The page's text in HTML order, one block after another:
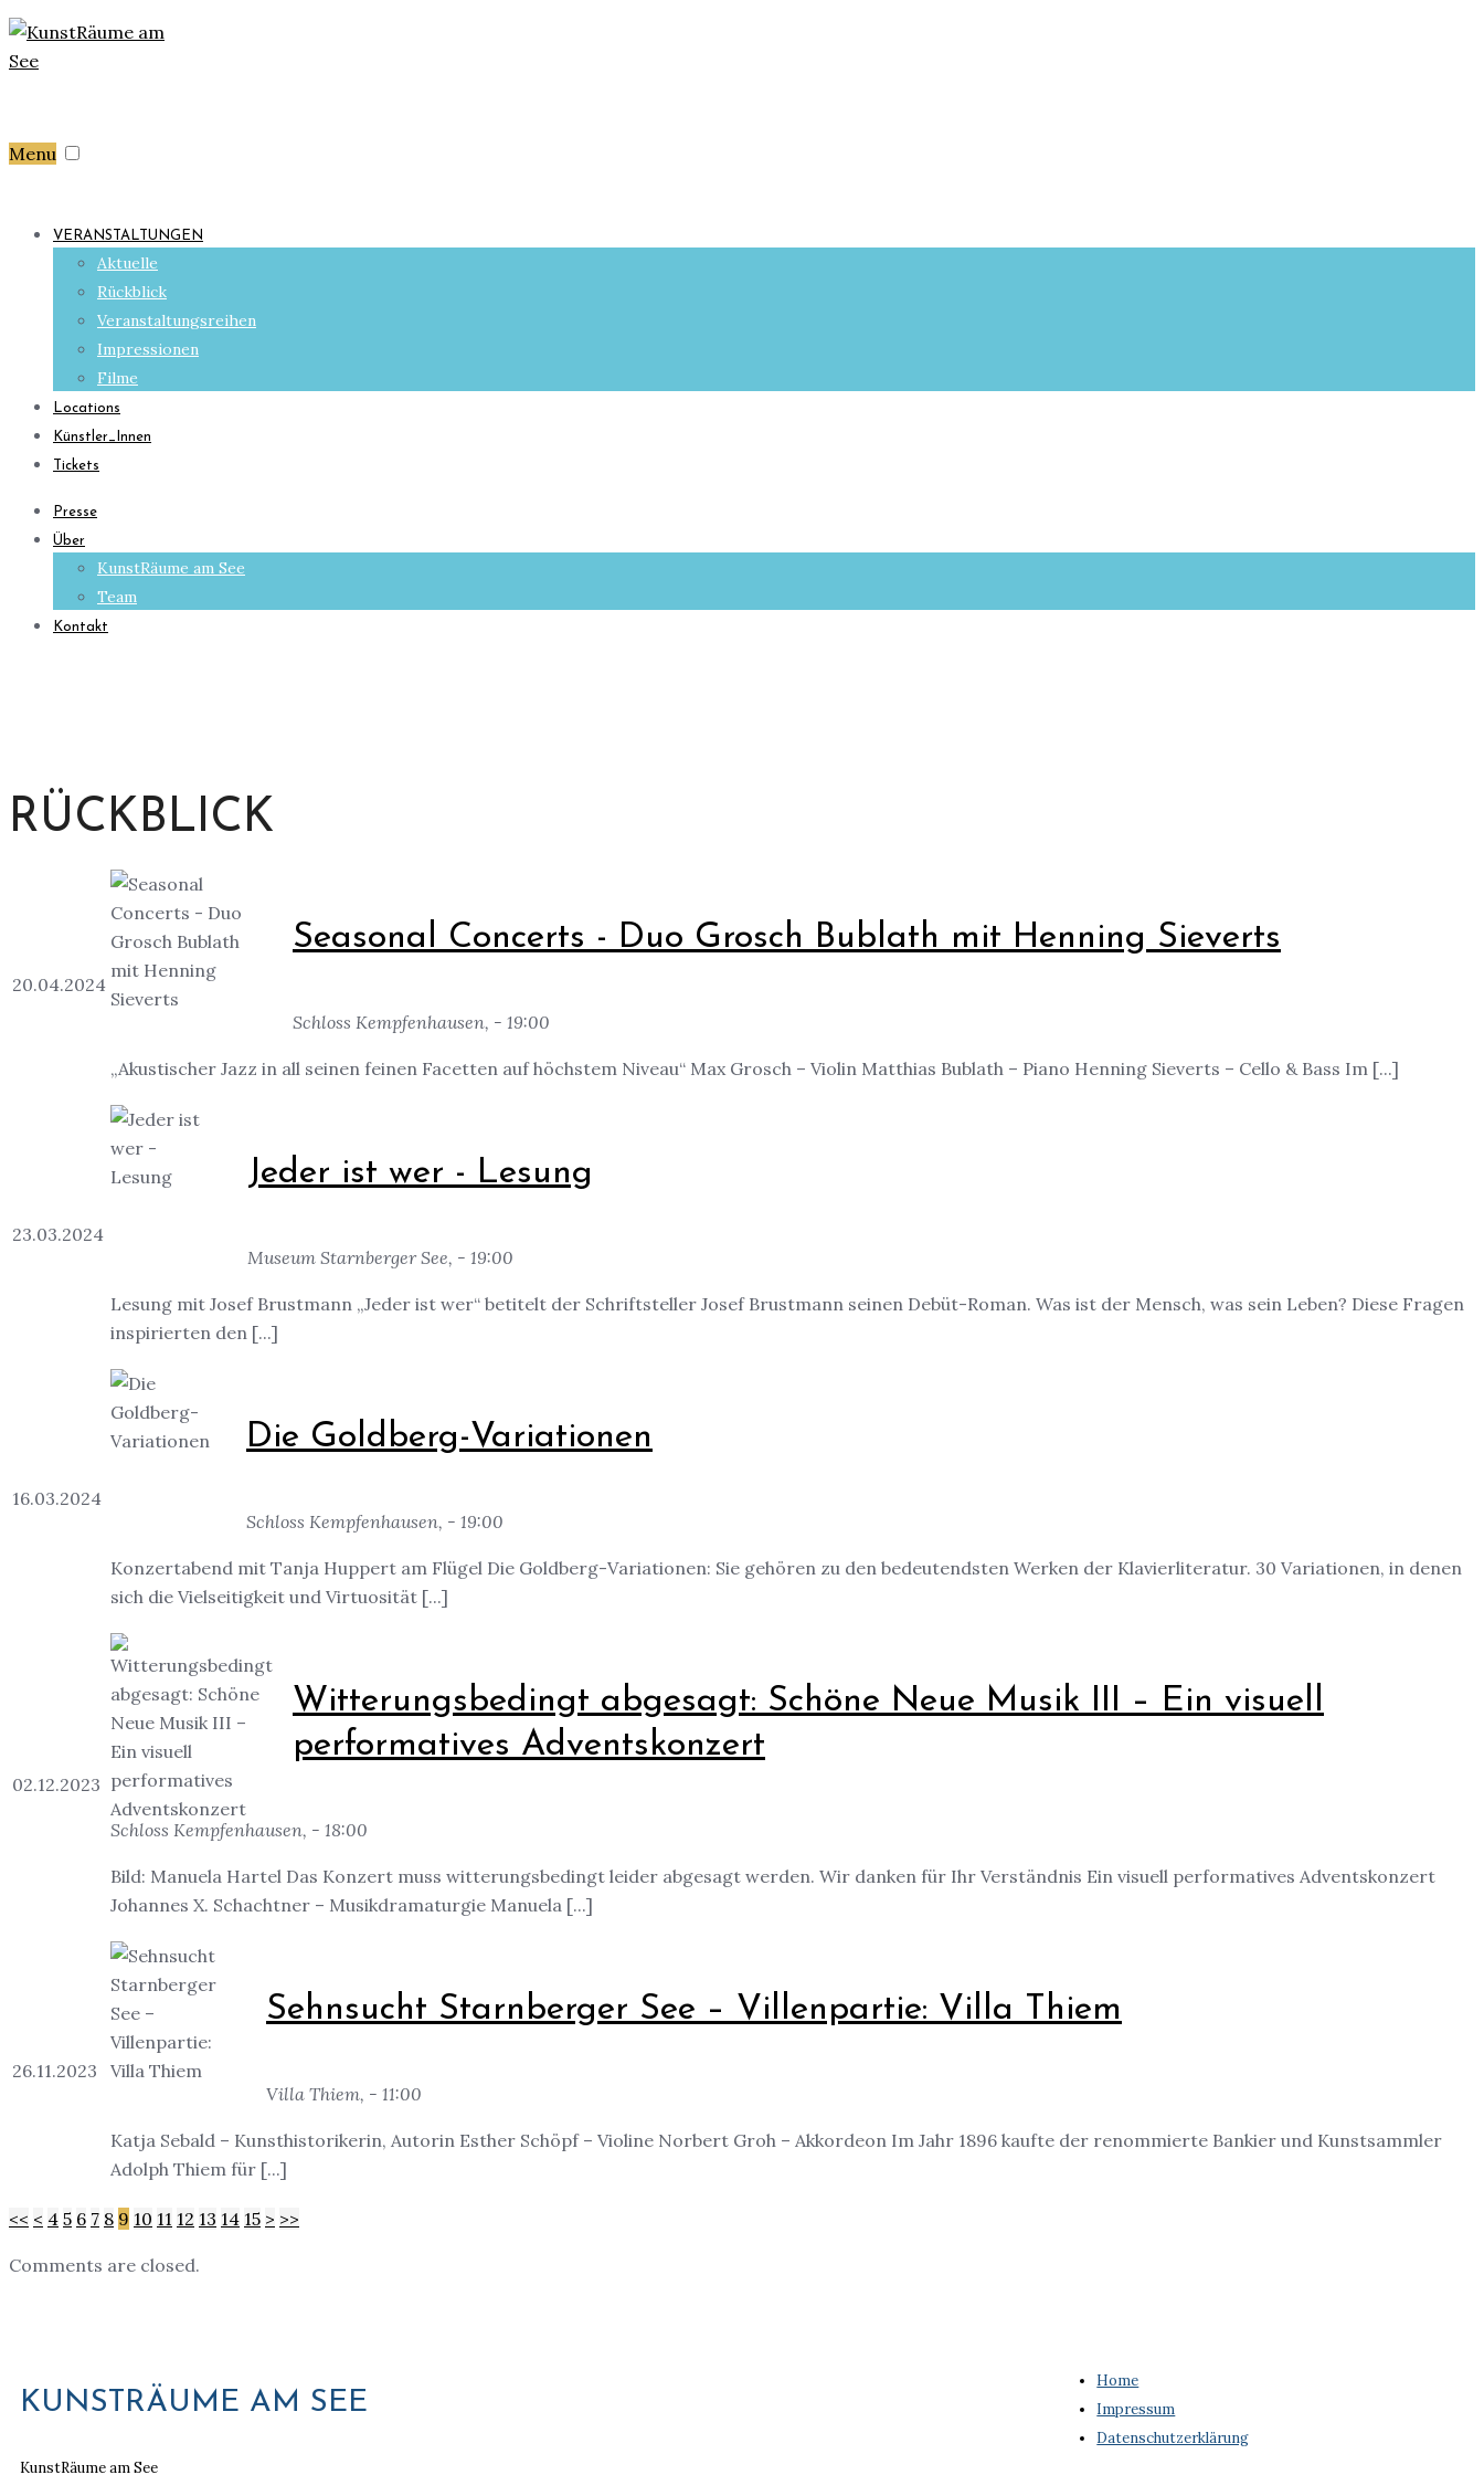
Menu
VERANSTALTUNGEN
Aktuelle
Rückblick
Veranstaltungsreihen
Impressionen
Filme
Locations
Künstler_Innen
Tickets
Presse
Über
KunstRäume am See
Team
Kontakt
RÜCKBLICK
20.04.2024
Seasonal Concerts - Duo Grosch Bublath mit Henning Sieverts
Schloss Kempfenhausen, - 19:00
„Akustischer Jazz in all seinen feinen Facetten auf höchstem Niveau“ Max Grosch – Violin Matthias Bublath – Piano Henning Sieverts – Cello & Bass Im [...]
23.03.2024
Jeder ist wer - Lesung
Museum Starnberger See, - 19:00
Lesung mit Josef Brustmann „Jeder ist wer“ betitelt der Schriftsteller Josef Brustmann seinen Debüt-Roman. Was ist der Mensch, was sein Leben? Diese Fragen
inspirierten den [...]
16.03.2024
Die Goldberg-Variationen
Schloss Kempfenhausen, - 19:00
Konzertabend mit Tanja Huppert am Flügel Die Goldberg-Variationen: Sie gehören zu den bedeutendsten Werken der Klavierliteratur. 30 Variationen, in denen
sich die Vielseitigkeit und Virtuosität [...]
02.12.2023
Witterungsbedingt abgesagt: Schöne Neue Musik III – Ein visuell
performatives Adventskonzert
Schloss Kempfenhausen, - 18:00
Bild: Manuela Hartel Das Konzert muss witterungsbedingt leider abgesagt werden. Wir danken für Ihr Verständnis Ein visuell performatives Adventskonzert
Johannes X. Schachtner – Musikdramaturgie Manuela [...]
26.11.2023
Sehnsucht Starnberger See – Villenpartie: Villa Thiem
Villa Thiem, - 11:00
Katja Sebald – Kunsthistorikerin, Autorin Esther Schöpf – Violine Norbert Groh – Akkordeon Im Jahr 1896 kaufte der renommierte Bankier und Kunstsammler
Adolph Thiem für [...]
<< < 4 5 6 7 8 9 10 11 12 13 14 15 > >>
Comments are closed.
KUNSTRÄUME AM SEE
KunstRäume am See
Home
Impressum
Datenschutzerklärung